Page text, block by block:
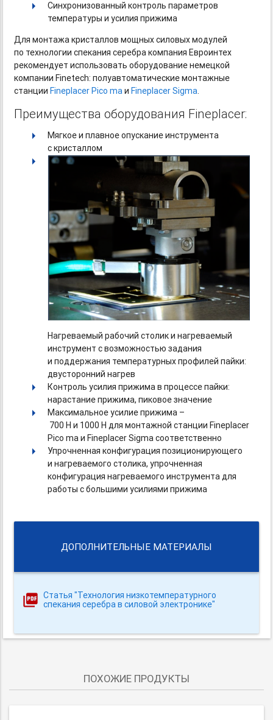
Синхронизованный контроль параметров
температуры и усилия прижима
Для монтажа кристаллов мощных силовых модулей
по технологии спекания серебра компания Евроинтех
рекомендует использовать оборудование немецкой
компании Finetech: полуавтоматические монтажные
станцииFineplacer Pico maиFineplacer Sigma.
Преимущества оборудования Fineplacer:
Мягкое и плавное опускание инструмента
с кристаллом
Нагреваемый рабочий столик и нагреваемый
инструмент с возможностью задания
и поддержания температурных профилей пайки:
двусторонний нагрев
Контроль усилия прижима в процессе пайки:
нарастание прижима, пиковое значение
Максимальное усилие прижима –
700 Н и 1000 Н для монтажной станции Fineplacer
Pico ma и Fineplacer Sigma соответственно
Упрочненная конфигурация позиционирующего
и нагреваемого столика, упрочненная
конфигурация нагреваемого инструмента для
работы с большими усилиями прижима
ДОПОЛНИТЕЛЬНЫЕ МАТЕРИАЛЫ
Статья "Технология низкотемпературного
спекания серебра в силовой электронике"
ПОХОЖИЕ ПРОДУКТЫ